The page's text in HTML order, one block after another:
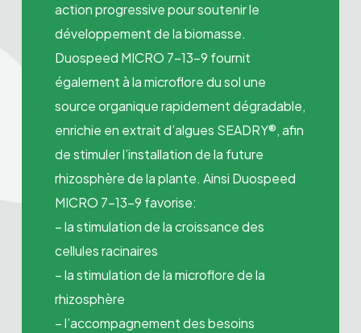
action progressive pour soutenir le
développement de la biomasse.
Duospeed MICRO 7-13-9 fournit
également à la microflore du sol une
source organique rapidement dégradable,
enrichie en extrait d’algues SEADRY®, afin
de stimuler l’installation de la future
rhizosphère de la plante. Ainsi Duospeed
MICRO 7-13-9 favorise:
– la stimulation de la croissance des
cellules racinaires
– la stimulation de la microflore de la
rhizosphère
– l’accompagnement des besoins